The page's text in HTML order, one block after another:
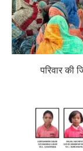
परिवार की